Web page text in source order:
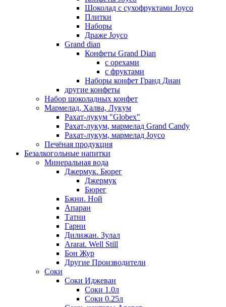
Шоколад с сухофруктами Joyco
Плитки
Наборы
Драже Joyco
Grand dian
Конфеты Grand Dian
с орехами
с фруктами
Наборы конфет Гранд Диан
другие конфеты
Набор шоколадных конфет
Мармелад, Халва, Лукум
Рахат-лукум "Globex"
Рахат-лукум, мармелад Grand Candy
Рахат-лукум, мармелад Joyco
Печёная продукция
Безалкогольные напитки
Минеральная вода
Джермук. Бюрег
Джермук
Бюрег
Бжни. Ной
Апаран
Татни
Гарни
Дилижан. Зулал
Ararat. Well Still
Бон Жур
Другие Производители
Соки
Соки Иджеван
Соки 1.0л
Соки 0.25л